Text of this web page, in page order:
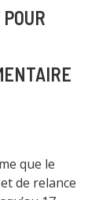
que le
de relance